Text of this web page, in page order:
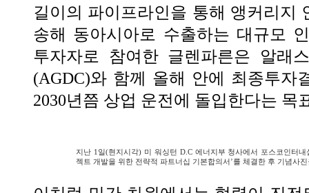
길이의 파이프라인을 통해 앵커리지
송해 동아시아로 수출하는 대규모
투자자로 참여한 글렌파른은 알래
(AGDC)와 함께 올해 안에 최종투자
2030년쯤 상업 운전에 돌입한다는 목
지난 1일(현지시각) 미 워싱턴 D.C 에너지부 청사에서 포스코인터
젝트 개발을 위한 전략적 파트너십 기본합의서’를 체결한 후 기념사